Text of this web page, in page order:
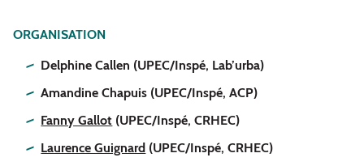
ORGANISATION
Delphine Callen (UPEC/Inspé, Lab’urba)
Amandine Chapuis (UPEC/Inspé, ACP)
Fanny Gallot (UPEC/Inspé, CRHEC)
Laurence Guignard (UPEC/Inspé, CRHEC)